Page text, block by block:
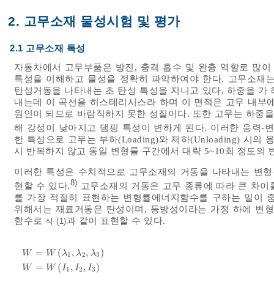
2. 고무소재 물성시험 및 평가
2.1 고무소재 특성
자동차에서 고무부품은 방진, 충격 흡수 및 완충 역할로 많
특성을 이해하고 물성을 정확히 파악하여야 한다. 고무소재
탄성거동을 나타내는 초 탄성 특성을 지니고 있다. 하중을
내는데 이 곡선을 히스테리시스라 하며 이 면적은 고무 내
원인이 되므로 바람직하지 못한 성질이다. 또한 고무는 하중
해 강성이 낮아지고 댐핑 특성이 변하게 된다. 이러한 응력-
한 특성으로 고무는 부하(Loading)와 제하(Unloading) 시의
시 반복하지 않고 동일 변형률 구간에서 대략 5~10회 정도의
이러한 특성은 수치적으로 고무소재의 거동을 나타내는 변
현할 수 있다.8) 고무소재의 거동은 고무 종류에 따라 큰 차
를 가장 적절히 표현하는 변형률에너지함수를 구하는 일이
위해서는 재료거동은 탄성이며, 등방성이라는 가정 하에 변
함수로 식 (1)과 같이 표현할 수 있다.
W = W ( λ1 , λ2, λ3 )
W = W ( I1 , I2 , I3 )
λ 2,λ 3W =W